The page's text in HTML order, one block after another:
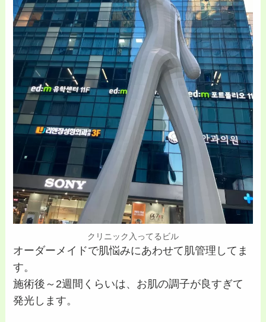
クリニック入ってるビル
オーダーメイドで肌悩みにあわせて肌管理してま
す。
施術後～2週間くらいは、お肌の調子が良すぎて
発光します。